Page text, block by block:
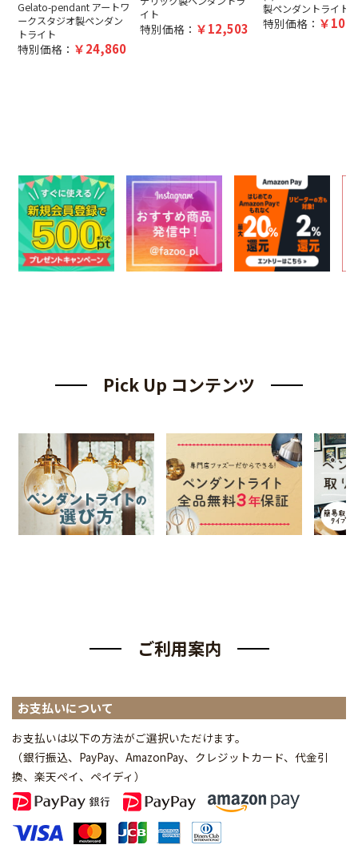
Gelato-pendant アートワ
ークスタジオ製ペンダン
トライト
特別価格： 24,860
イト
特別価格： 12,503
製ペンダントライト
特別価格：
Pick Up コンテンツ
ご利用案内
お支払いについて
お支払いは以下の方法がご選択いただけます。
（銀行振込、PayPay、AmazonPay、クレジットカード、代金引
換、楽天ペイ、ペイディ ）